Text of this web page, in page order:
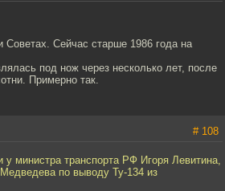
Сейчас старше 1986 года на
под нож через несколько лет, после
Примерно так.
# 108
министра транспорта РФ Игоря Левитина,
по выводу Ту-134 из